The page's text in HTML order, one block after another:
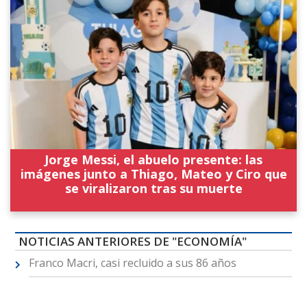
Jorge Messi, el abuelo presente: las
imágenes junto a Thiago, Mateo y Ciro que
se viralizaron tras su muerte
NOTICIAS ANTERIORES DE "ECONOMÍA"
Franco Macri, casi recluido a sus 86 años